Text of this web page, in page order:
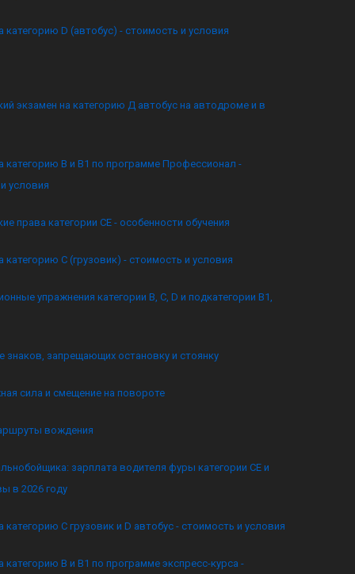
категорию D (автобус) - стоимость и условия
экзамен на категорию Д автобус на автодроме и в
категорию B и B1 по программе Профессионал -
условия
права категории CE - особенности обучения
категорию C (грузовик) - стоимость и условия
упражнения категории B, C, D и подкатегории B1,
знаков, запрещающих остановку и стоянку
сила и смещение на повороте
вождения
зарплата водителя фуры категории CE и
в 2026 году
категорию C грузовик и D автобус - стоимость и условия
категорию B и B1 по программе экспресс-курса -